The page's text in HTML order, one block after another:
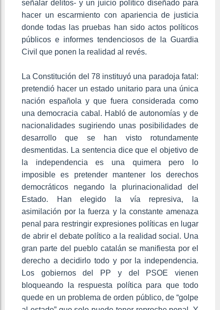
señalar delitos- y un juicio político diseñado para
hacer un escarmiento con apariencia de justicia
donde todas las pruebas han sido actos políticos
públicos e informes tendenciosos de la Guardia
Civil que ponen la realidad al revés.
La Constitución del 78 instituyó una paradoja fatal:
pretendió hacer un estado unitario para una única
nación española y que fuera considerada como
una democracia cabal. Habló de autonomías y de
nacionalidades sugiriendo unas posibilidades de
desarrollo que se han visto rotundamente
desmentidas. La sentencia dice que el objetivo de
la independencia es una quimera pero lo
imposible es pretender mantener los derechos
democráticos negando la plurinacionalidad del
Estado. Han elegido la vía represiva, la
asimilación por la fuerza y la constante amenaza
penal para restringir expresiones políticas en lugar
de abrir el debate político a la realidad social. Una
gran parte del pueblo catalán se manifiesta por el
derecho a decidirlo todo y por la independencia.
Los gobiernos del PP y del PSOE vienen
bloqueando la respuesta política para que todo
quede en un problema de orden público, de “golpe